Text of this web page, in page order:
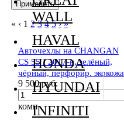
« ‹ 1 2 3 4 5 › »
Авточехлы на CHANGAN
CS 55 I 2017-н, зелёный,
чёрный, перфорир. экокожа
9 500 руб.
комп
WALL
HAVAL
HONDA
HYUNDAI
INFINITI